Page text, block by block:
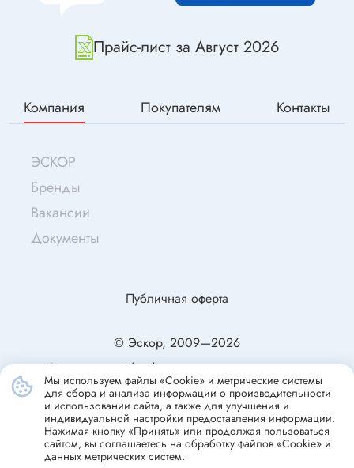
Прайс-лист за Август 2026
Компания Покупателям Контакты
ЭСКОР
Бренды
Вакансии
Документы
© Эскор, 2009—2026
Согласие на обработку персональных данных
Политика конфиденциальности
Публичная оферта
Мы используем файлы «Cookie» и метрические системы
для сбора и анализа информации о производительности
и использовании сайта, а также для улучшения и
индивидуальной настройки предоставления информации.
Нажимая кнопку «Принять» или продолжая пользоваться
сайтом, вы соглашаетесь на обработку файлов «Cookie» и
данных метрических систем.